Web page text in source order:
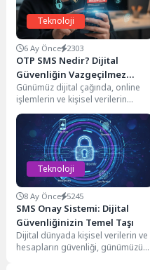
Teknoloji
6 Ay Önce 2303
OTP SMS Nedir? Dijital
Güvenliğin Vazgeçilmez
Kalkanı
Günümüz dijital çağında, online
işlemlerin ve kişisel verilerin
korunması her zamankinden daha
kritik bir öneme...
Teknoloji
8 Ay Önce 5245
SMS Onay Sistemi: Dijital
Güvenliğinizin Temel Taşı
Dijital dünyada kişisel verilerin ve
hesapların güvenliği, günümüzün